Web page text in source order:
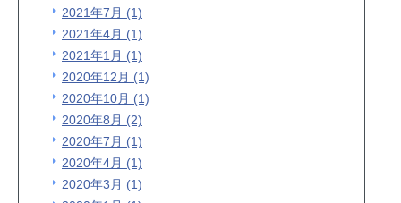
2021年7月 (1)
2021年4月 (1)
2021年1月 (1)
2020年12月 (1)
2020年10月 (1)
2020年8月 (2)
2020年7月 (1)
2020年4月 (1)
2020年3月 (1)